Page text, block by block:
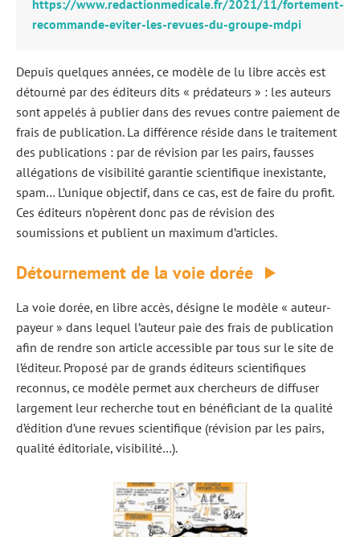
https://www.redactionmedicale.fr/2021/11/fortement-
recommande-eviter-les-revues-du-groupe-mdpi
Depuis quelques années, ce modèle de lu libre accès est
détourné par des éditeurs dits « prédateurs » : les auteurs
sont appelés à publier dans des revues contre paiement de
frais de publication. La différence réside dans le traitement
des publications : par de révision par les pairs, fausses
allégations de visibilité garantie scientifique inexistante,
spam… L’unique objectif, dans ce cas, est de faire du profit.
Ces éditeurs n’opèrent donc pas de révision des
soumissions et publient un maximum d’articles.
Détournement de la voie dorée
La voie dorée, en libre accès, désigne le modèle « auteur-
payeur » dans lequel l’auteur paie des frais de publication
afin de rendre son article accessible par tous sur le site de
l’éditeur. Proposé par de grands éditeurs scientifiques
reconnus, ce modèle permet aux chercheurs de diffuser
largement leur recherche tout en bénéficiant de la qualité
d’édition d’une revues scientifique (révision par les pairs,
qualité éditoriale, visibilité…).